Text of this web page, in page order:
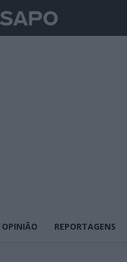
OPINIÃO REPORTAGENS